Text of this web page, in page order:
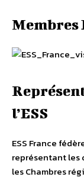
Membres
l’ESS
ESS France
représentant les
les Chambres